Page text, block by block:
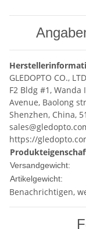
GLEDOPTO CO., LTD
F2 Bldg #1,
Avenue, Baolong
Shenzhen, China,
https://
Versandgewicht:
Artikelgewicht:
Benachrichtigen,